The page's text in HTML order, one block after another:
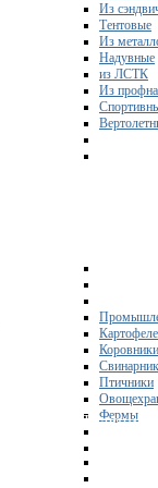
Из
Тентовые
Из
Надувные
из ЛСТК
Из
Коровники
Птичники
Фермы